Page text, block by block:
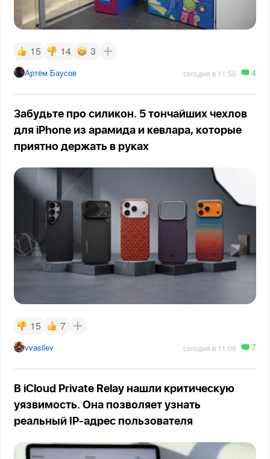
15 14 3
Артём Баусов сегодня в 11:50 4
Забудьте про силикон. 5 тончайших чехлов
для iPhone из арамида и кевлара, которые
приятно держать в руках
15 7
vvasilev сегодня в 11:06 7
В iCloud Private Relay нашли критическую
уязвимость. Она позволяет узнать
реальный IP-адрес пользователя